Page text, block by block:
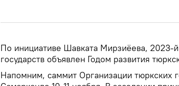
По инициативе Шавката Мирзиёева, 2023-
государств объявлен Годом развития
Напомним, саммит Организации тюркских